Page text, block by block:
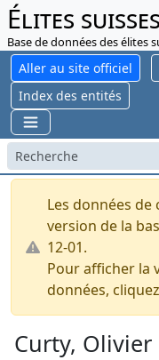
Élites suisses
Base de données des élites
Aller au site officiel
Index des entités
Les données de
version de la
12-01.
Pour afficher la
données, cliquez
Curty, Olivier